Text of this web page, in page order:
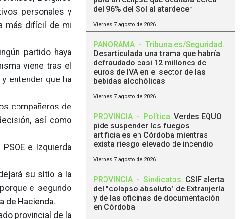
personales y
más difícil de mi
partido haya
viene tras el
entender que ha
compañeros de
así como
e Izquierda
su sitio a la
el segundo
de Hacienda.
provincial de la
del 96% del Sol al atardecer
Viernes 7 agosto de 2026
PANORAMA - Tribunales/Seguridad.
Desarticulada una trama que habría
defraudado casi 12 millones de
euros de IVA en el sector de las
bebidas alcohólicas
Viernes 7 agosto de 2026
PROVINCIA - Política. Verdes EQUO
pide suspender los fuegos
artificiales en Córdoba mientras
exista riesgo elevado de incendio
Viernes 7 agosto de 2026
PROVINCIA - Sindicatos. CSIF alerta
del "colapso absoluto" de Extranjería
y de las oficinas de documentación
en Córdoba